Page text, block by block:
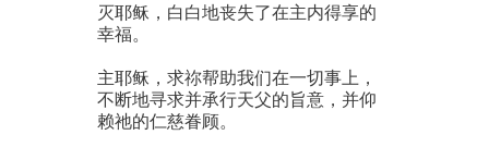
灭耶稣，白白地丧失了在主内得享的
幸福。
主耶稣，求祢帮助我们在一切事上，
不断地寻求并承行天父的旨意，并仰
赖祂的仁慈眷顾。